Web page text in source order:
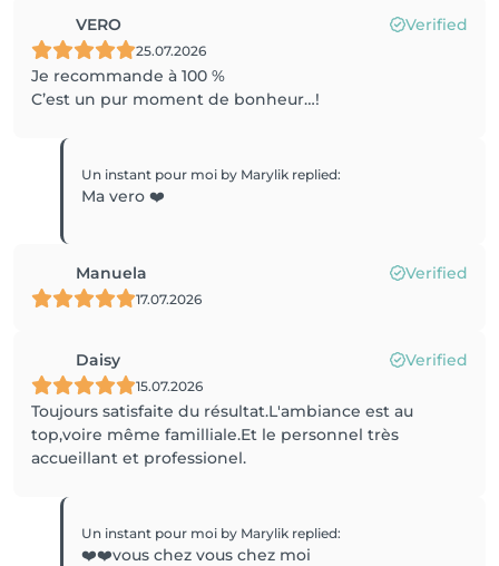
VERO Verified
25.07.2026
Je recommande à 100 %
C’est un pur moment de bonheur…!
Un instant pour moi by Marylik replied:
Ma vero ❤️
Manuela Verified
17.07.2026
Daisy Verified
15.07.2026
Toujours satisfaite du résultat.L'ambiance est au
top,voire même familliale.Et le personnel très
accueillant et professionel.
Un instant pour moi by Marylik replied:
❤️❤️vous chez vous chez moi